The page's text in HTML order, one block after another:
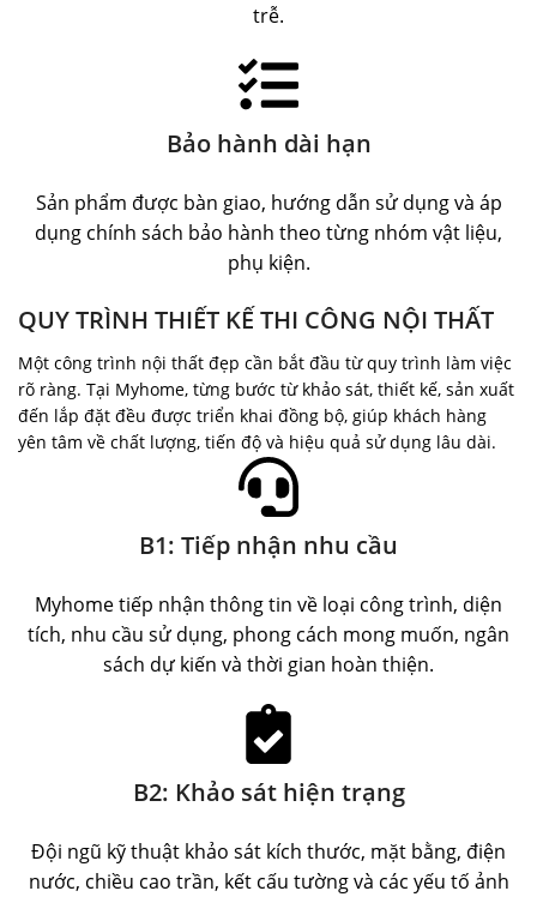
trễ.
Bảo hành dài hạn
Sản phẩm được bàn giao, hướng dẫn sử dụng và áp
dụng chính sách bảo hành theo từng nhóm vật liệu,
phụ kiện.
QUY TRÌNH THIẾT KẾ THI CÔNG NỘI THẤT
Một công trình nội thất đẹp cần bắt đầu từ quy trình làm việc
rõ ràng. Tại Myhome, từng bước từ khảo sát, thiết kế, sản xuất
đến lắp đặt đều được triển khai đồng bộ, giúp khách hàng
yên tâm về chất lượng, tiến độ và hiệu quả sử dụng lâu dài.
B1: Tiếp nhận nhu cầu
Myhome tiếp nhận thông tin về loại công trình, diện
tích, nhu cầu sử dụng, phong cách mong muốn, ngân
sách dự kiến và thời gian hoàn thiện.
B2: Khảo sát hiện trạng
Đội ngũ kỹ thuật khảo sát kích thước, mặt bằng, điện
nước, chiều cao trần, kết cấu tường và các yếu tố ảnh